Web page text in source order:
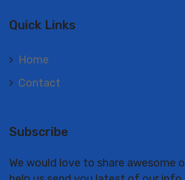
Quick Links
Home
Contact
Subscribe
We would love to share awesome